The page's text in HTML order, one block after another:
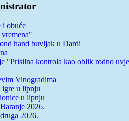
i obuće
hand buvljak u Dardi
"Prisilna kontrola kao oblik rodno
Vinogradima
igre u lipnju
u lipnju
2026.
2026.